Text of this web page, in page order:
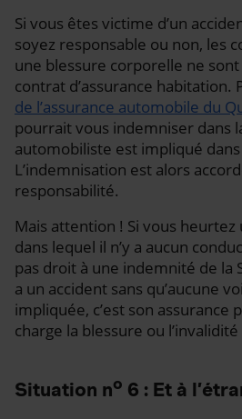
Si vous êtes victime d’un
soyez responsable ou non, les
une blessure corporelle ne
contrat d’assurance habitation.
de l’assurance automobile du
pourrait vous indemniser dans
automobiliste est impliqué dans
L’indemnisation est alors
responsabilité.
Mais attention ! Si vous heurtez
dans lequel il n’y a aucun
pas droit à une indemnité de la
a un accident sans qu’aucune
impliquée, c’est son assurance
charge la blessure ou
Situation no 6 : Et à